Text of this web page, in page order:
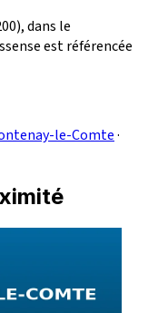
dans le
est référencée
le-Comte·